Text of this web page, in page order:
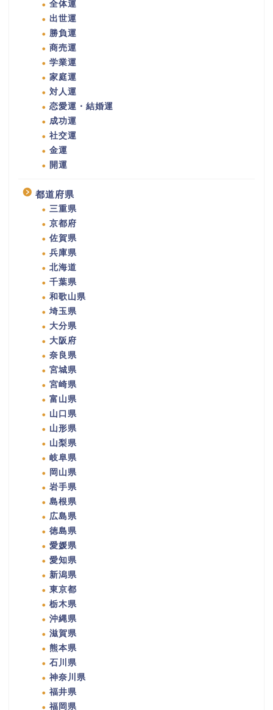
全体運
出世運
勝負運
商売運
学業運
家庭運
対人運
恋愛運・結婚運
成功運
社交運
金運
開運
都道府県
三重県
京都府
佐賀県
兵庫県
北海道
千葉県
和歌山県
埼玉県
大分県
大阪府
奈良県
宮城県
宮崎県
富山県
山口県
山形県
山梨県
岐阜県
岡山県
岩手県
島根県
広島県
徳島県
愛媛県
愛知県
新潟県
東京都
栃木県
沖縄県
滋賀県
熊本県
石川県
神奈川県
福井県
福岡県